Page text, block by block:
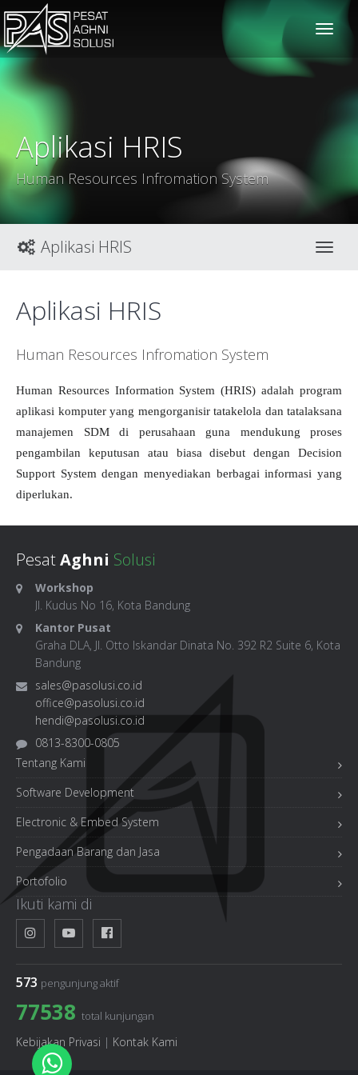
solusiteknis
Aplikasi HRIS
Human Resources Infromation System
Aplikasi HRIS
Aplikasi HRIS
Human Resources Infromation System
Human Resources Information System (HRIS) adalah program
aplikasi komputer yang mengorganisir tatakelola dan tatalaksana
manajemen SDM di perusahaan guna mendukung proses
pengambilan keputusan atau biasa disebut dengan Decision
Support System dengan menyediakan berbagai informasi yang
diperlukan.
PesatAghni Solusi
Workshop
Jl. Kudus No 16, Kota Bandung
Kantor Pusat
Graha DLA, Jl. Otto Iskandar Dinata No. 392 R2 Suite 6, Kota
Bandung
sales@pasolusi.co.id
office@pasolusi.co.id
hendi@pasolusi.co.id
0813-8300-0805
Tentang Kami
Software Development
Electronic & Embed System
Pengadaan Barang dan Jasa
Portofolio
Ikuti kami di
573 pengunjung aktif
77538 total kunjungan
Kebijakan Privasi | Kontak Kami